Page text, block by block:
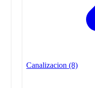
Canalizacion (8)